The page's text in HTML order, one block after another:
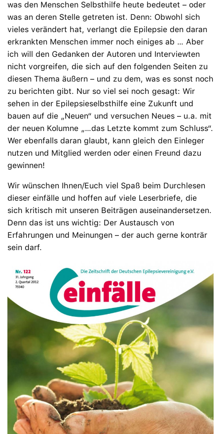
was den Menschen Selbsthilfe heute bedeutet – oder
was an deren Stelle getreten ist. Denn: Obwohl sich
vieles verändert hat, verlangt die Epilepsie den daran
erkrankten Menschen immer noch einiges ab … Aber
ich will den Gedanken der Autoren und Interviewten
nicht vorgreifen, die sich auf den folgenden Seiten zu
diesen Thema äußern – und zu dem, was es sonst noch
zu berichten gibt. Nur so viel sei noch gesagt: Wir
sehen in der Epilepsieselbsthilfe eine Zukunft und
bauen auf die „Neuen“ und versuchen Neues – u.a. mit
der neuen Kolumne „…das Letzte kommt zum Schluss“.
Wer ebenfalls daran glaubt, kann gleich den Einleger
nutzen und Mitglied werden oder einen Freund dazu
gewinnen!
Wir wünschen Ihnen/Euch viel Spaß beim Durchlesen
dieser einfälle und hoffen auf viele Leserbriefe, die
sich kritisch mit unseren Beiträgen auseinandersetzen.
Denn das ist uns wichtig: Der Austausch von
Erfahrungen und Meinungen – der auch gerne konträr
sein darf.